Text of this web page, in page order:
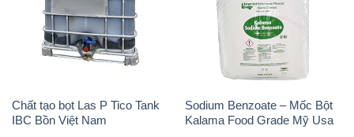
Chất tạo bọt Las P Tico Tank
IBC Bồn Việt Nam
Sodium Benzoate – Mốc Bột
Kalama Food Grade Mỹ Usa